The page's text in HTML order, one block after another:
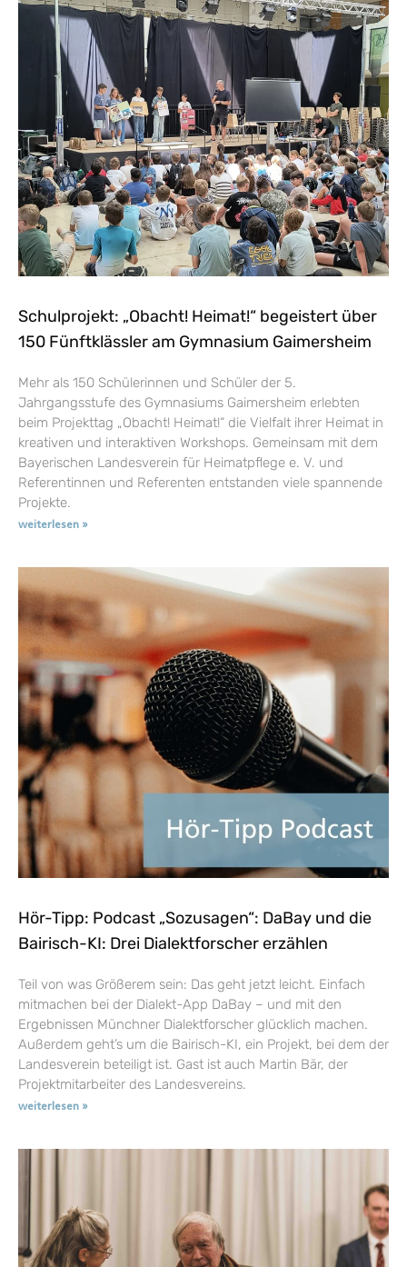
Schulprojekt: „Obacht! Heimat!“ begeistert über
150 Fünftklässler am Gymnasium Gaimersheim
Mehr als 150 Schülerinnen und Schüler der 5.
Jahrgangsstufe des Gymnasiums Gaimersheim erlebten
beim Projekttag „Obacht! Heimat!“ die Vielfalt ihrer Heimat in
kreativen und interaktiven Workshops. Gemeinsam mit dem
Bayerischen Landesverein für Heimatpflege e. V. und
Referentinnen und Referenten entstanden viele spannende
Projekte.
weiterlesen »
Hör-Tipp: Podcast „Sozusagen“: DaBay und die
Bairisch-KI: Drei Dialektforscher erzählen
Teil von was Größerem sein: Das geht jetzt leicht. Einfach
mitmachen bei der Dialekt-App DaBay – und mit den
Ergebnissen Münchner Dialektforscher glücklich machen.
Außerdem geht’s um die Bairisch-KI, ein Projekt, bei dem der
Landesverein beteiligt ist. Gast ist auch Martin Bär, der
Projektmitarbeiter des Landesvereins.
weiterlesen »